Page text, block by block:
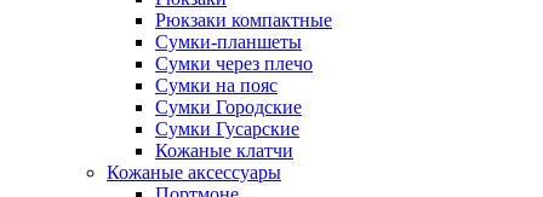
Рюкзаки компактные
Сумки-планшеты
Сумки через плечо
Сумки на пояс
Сумки Городские
Сумки Гусарские
Кожаные клатчи
Кожаные аксессуары